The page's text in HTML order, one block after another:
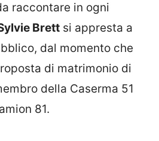
raccontare in ogni
Brett si appresta a
dal momento che
di matrimonio di
della Caserma 51
81.